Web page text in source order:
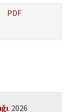
PDF
. 2026